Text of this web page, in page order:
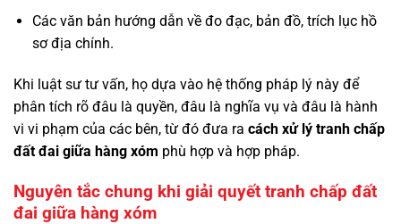
Các văn bản hướng dẫn về đo đạc, bản đồ, trích lục hồ
sơ địa chính.
Khi luật sư tư vấn, họ dựa vào hệ thống pháp lý này để
phân tích rõ đâu là quyền, đâu là nghĩa vụ và đâu là hành
vi vi phạm của các bên, từ đó đưa ra cách xử lý tranh chấp
đất đai giữa hàng xóm phù hợp và hợp pháp.
Nguyên tắc chung khi giải quyết tranh chấp đất
đai giữa hàng xóm